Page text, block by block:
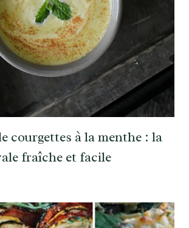
courgettes à la menthe : la
fraîche et facile